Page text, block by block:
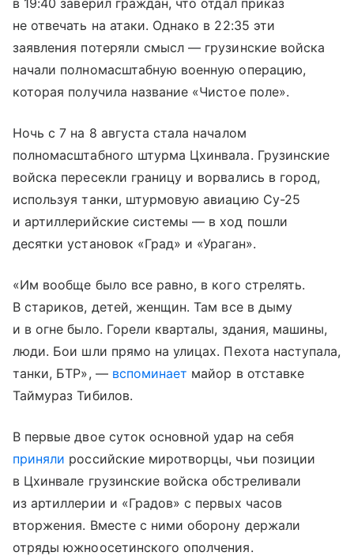
не отвечать на атаки. Однако в 22:35 эти
заявления потеряли смысл — грузинские войска
начали полномасштабную военную операцию,
которая получила название «Чистое поле».
Ночь с 7 на 8 августа стала началом
полномасштабного штурма Цхинвала. Грузинские
войска пересекли границу и ворвались в город,
используя танки, штурмовую авиацию Су-25
и артиллерийские системы — в ход пошли
десятки установок «Град» и «Ураган».
«Им вообще было все равно, в кого стрелять.
В стариков, детей, женщин. Там все в дыму
и в огне было. Горели кварталы, здания, машины,
люди. Бои шли прямо на улицах. Пехота наступала,
танки, БТР», — вспоминает майор в отставке
Таймураз Тибилов.
В первые двое суток основной удар на себя
приняли российские миротворцы, чьи позиции
в Цхинвале грузинские войска обстреливали
из артиллерии и «Градов» с первых часов
вторжения. Вместе с ними оборону держали
отряды южноосетинского ополчения.